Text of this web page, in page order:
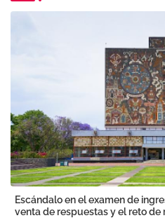
Escándalo en el examen de
venta de respuestas y el reto